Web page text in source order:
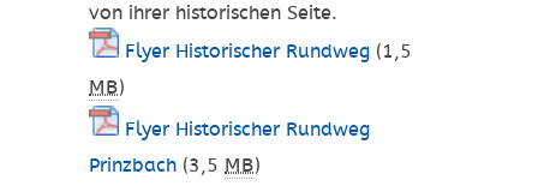
von ihrer historischen Seite.
Flyer Historischer Rundweg (1,5
MB)
Flyer Historischer Rundweg
Prinzbach (3,5 MB)